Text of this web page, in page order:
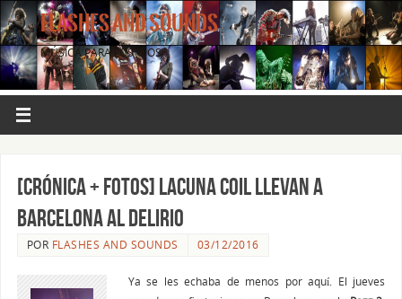
FLASHES AND SOUNDS
MÚSICA PARA LOS OJOS.
[CRÓNICA + FOTOS] LACUNA COIL LLEVAN A
BARCELONA AL DELIRIO
POR FLASHES AND SOUNDS 03/12/2016
Ya se les echaba de menos por aquí. El jueves